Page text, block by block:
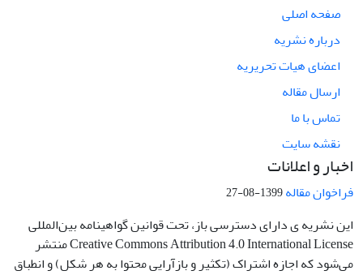
صفحه اصلی
درباره نشریه
اعضای هیات تحریریه
ارسال مقاله
تماس با ما
نقشه سایت
اخبار و اعلانات
فراخوان مقاله1399-08-27
این نشریه ی دارای دسترسی باز، تحت قوانین گواهینامه بین‌المللی
Creative Commons Attribution 4.0 International License منتشر
می‌شود که اجازه اشتراک (تکثیر و بازآرایی محتوا به هر شکل) و انطباق